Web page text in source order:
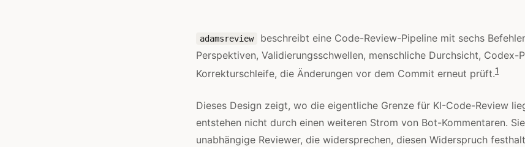
adamsreview
beschreibt eine Code-Review-Pipeline mit sechs
Perspektiven, Validierungsschwellen, menschliche Durchsicht, Codex-
Korrekturschleife, die Änderungen vor dem Commit erneut prüft.1
Dieses Design zeigt, wo die eigentliche Grenze für KI-Code-Review
entstehen nicht durch einen weiteren Strom von Bot-Kommentaren.
unabhängige Reviewer, die widersprechen, diesen Widerspruch